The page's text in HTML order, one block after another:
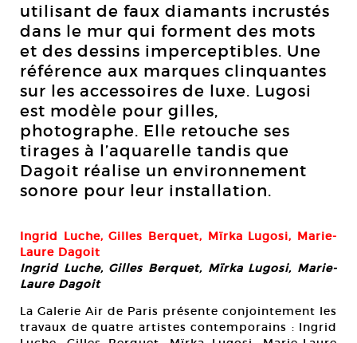
utilisant de faux diamants incrustés
dans le mur qui forment des mots
et des dessins imperceptibles. Une
référence aux marques clinquantes
sur les accessoires de luxe. Lugosi
est modèle pour gilles,
photographe. Elle retouche ses
tirages à l’aquarelle tandis que
Dagoit réalise un environnement
sonore pour leur installation.
Ingrid Luche, Gilles Berquet, Mïrka Lugosi, Marie-
Laure Dagoit
Ingrid Luche, Gilles Berquet, Mïrka Lugosi, Marie-
Laure Dagoit
La Galerie Air de Paris présente conjointement les
travaux de quatre artistes contemporains : Ingrid